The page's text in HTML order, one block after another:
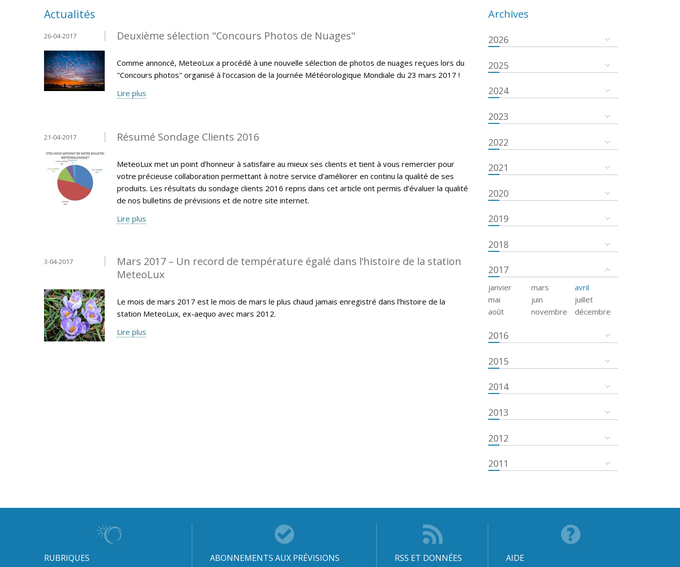
Actualités
Deuxième sélection "Concours Photos de Nuages"
26-04-2017
Comme annoncé, MeteoLux a procédé à une nouvelle sélection de photos de nuages reçues lors du
"Concours photos" organisé à l’occasion de la Journée Météorologique Mondiale du 23 mars 2017 !
Lire plus
Résumé Sondage Clients 2016
21-04-2017
MeteoLux met un point d’honneur à satisfaire au mieux ses clients et tient à vous remercier pour
votre précieuse collaboration permettant à notre service d’améliorer en continu la qualité de ses
produits. Les résultats du sondage clients 2016 repris dans cet article ont permis d’évaluer la qualité
de nos bulletins de prévisions et de notre site internet.
Lire plus
Mars 2017 – Un record de température égalé dans l’histoire de la station
MeteoLux
3-04-2017
Le mois de mars 2017 est le mois de mars le plus chaud jamais enregistré dans l’histoire de la
station MeteoLux, ex-aequo avec mars 2012.
Lire plus
Archives
2026
2025
2024
2023
2022
2021
2020
2019
2018
2017
janvier mars
avril
mai
juin
juillet
août
novembre décembre
2016
2015
2014
2013
2012
2011
RUBRIQUES ABONNEMENTS AUX PRÉVISIONS RSS ET DONNÉES AIDE